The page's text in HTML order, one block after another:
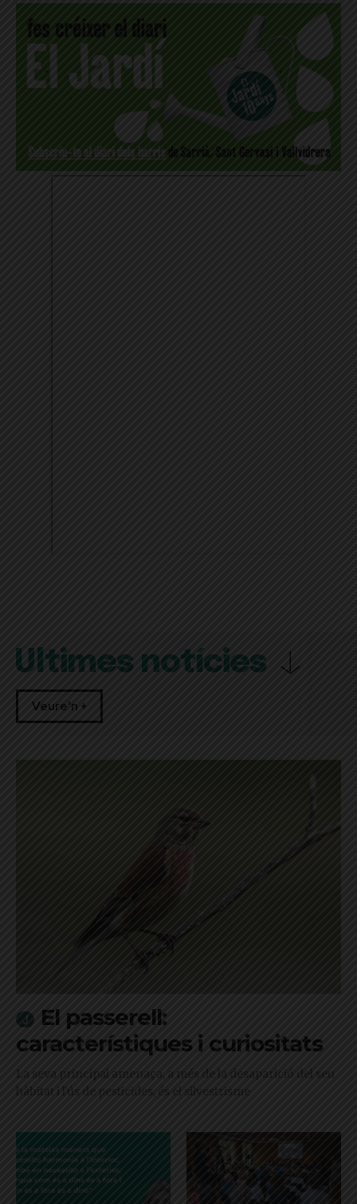
Últimes notícies
Veure'n +
El passerell:
característiques i curiositats
La seva principal amenaça, a més de la desaparició del seu
hàbitat i l'ús de pesticides, és el silvestrisme